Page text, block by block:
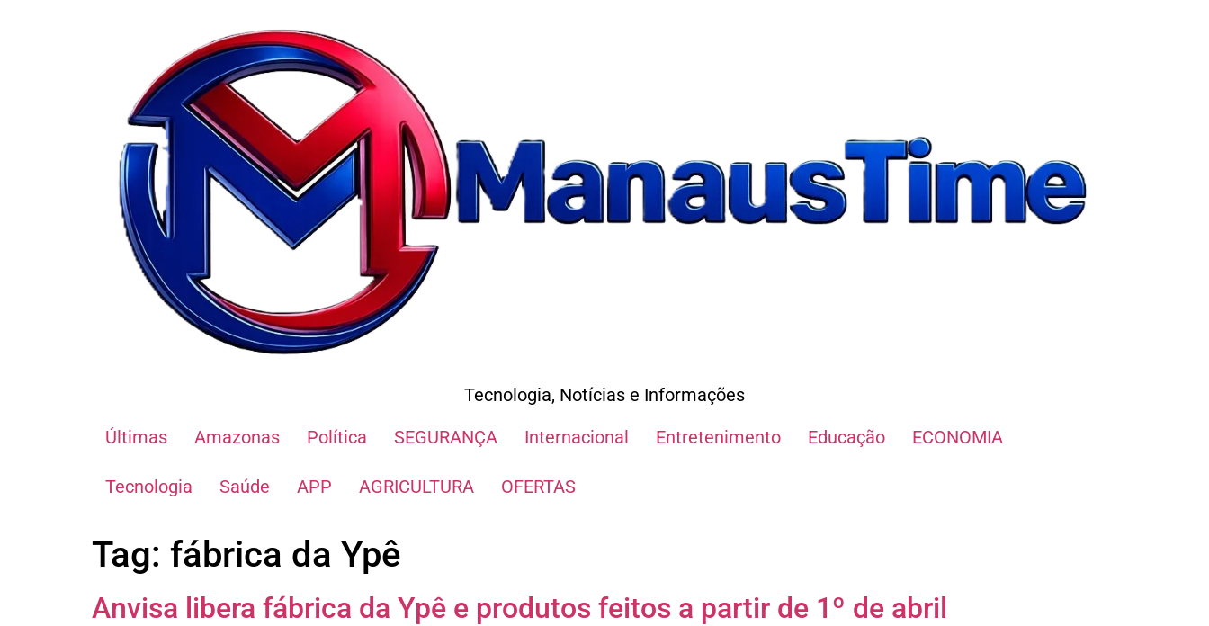
Tecnologia, Notícias e Informações
Últimas
Amazonas Política SEGURANÇA Internacional Entretenimento Educação ECONOMIA
Tecnologia Saúde APP AGRICULTURA OFERTAS
Tag: fábrica da Ypê
Anvisa libera fábrica da Ypê e produtos feitos a partir de 1º de abril